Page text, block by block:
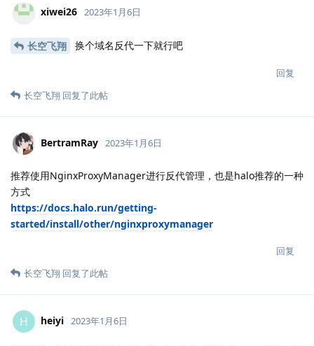
xiwei26 2023年1月6日
长空飞翔 换个域名反代一下就行吧
回复
长空飞翔 回复了此帖
BertramRay 2023年1月6日
推荐使用NginxProxyManager进行反代管理，也是halo推荐的一种
方式
https://docs.halo.run/getting-
started/install/other/nginxproxymanager
回复
长空飞翔 回复了此帖
H heiyi 2023年1月6日